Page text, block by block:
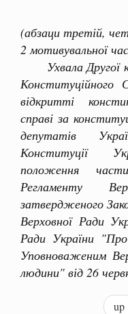
(абзаци третій,
2 мотивувальної
Ухвала Другої
Конституційного
відкритті
справі за
депутатів
Конституції
положення
Регламенту
затвердженого
Верховної Ради
Ради України
Уповноваженим
людини" від 26
up